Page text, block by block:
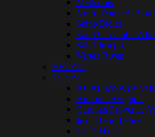
Méthamis
Notre Dame du
Saint-Didier
Saint Christol
Saint Joseph
Vertes Rives
EHPAD
Lycées
ACAF MSA de
Aubanel Avignon
Campus Provence
Jean Henri Fabre
Les Chênes